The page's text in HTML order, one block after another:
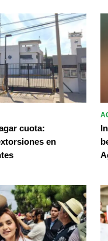
cuota:
en